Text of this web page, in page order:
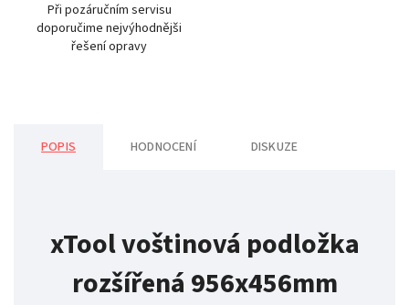
Při pozáručním servisu
doporučime nejvýhodnějši
řešení opravy
POPIS HODNOCENÍ DISKUZE
xTool voštinová podložka
rozšířená 956x456mm